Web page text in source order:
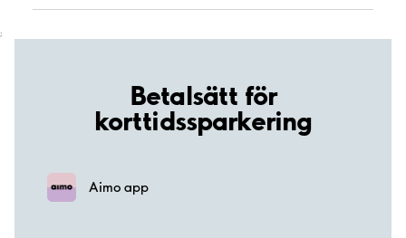
;
Betalsätt för
korttidssparkering
Aimo app